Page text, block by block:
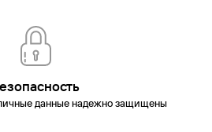
данные надежно защищены